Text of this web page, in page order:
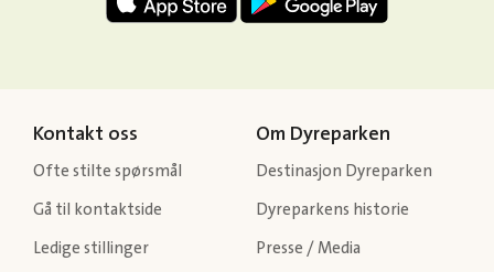
Kontakt oss
Ofte stilte spørsmål
Gå til kontaktside
Ledige stillinger
Om Dyreparken
Destinasjon Dyreparken
Dyreparkens historie
Presse / Media